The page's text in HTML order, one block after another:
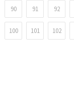
90 91 92
100 101 102